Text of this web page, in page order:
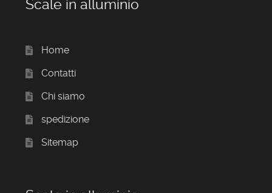
Scale in alluminio
Home
Contatti
Chi siamo
spedizione
Sitemap